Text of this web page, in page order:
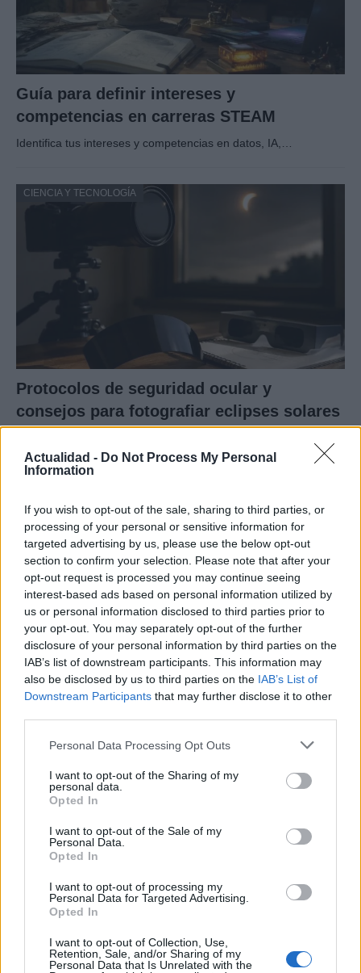
Actualidad - Do Not Process My Personal
Information
If you wish to opt-out of the sale, sharing to third parties, or
processing of your personal or sensitive information for
targeted advertising by us, please use the below opt-out
section to confirm your selection. Please note that after your
opt-out request is processed you may continue seeing
interest-based ads based on personal information utilized by
us or personal information disclosed to third parties prior to
your opt-out. You may separately opt-out of the further
disclosure of your personal information by third parties on the
IAB’s list of downstream participants. This information may
also be disclosed by us to third parties on the IAB’s List of
Downstream Participants that may further disclose it to other
Please note that this website/app uses one or more Google
not limited to your visit or usage behaviour. You may click to
grant or deny consent to Google and its third-party tags to
use your data for below specified purposes in below Google
consent section.
Personal Data Processing Opt Outs
I want to opt-out of the Sharing of my
personal data.
Opted In
I want to opt-out of the Sale of my
Personal Data.
Opted In
I want to opt-out of processing my
Personal Data for Targeted Advertising.
Opted In
I want to opt-out of Collection, Use,
Retention, Sale, and/or Sharing of my
Personal Data that Is Unrelated with the
Guía para definir intereses y
competencias en carreras STEAM
Identifica tus intereses y competencias en datos, IA,…
CIENCIA Y TECNOLOGÍA
Protocolos de seguridad ocular y
consejos para fotografiar eclipses solares
Cómo elegir una carrera STEAM: perfiles
emergentes y competencias clave
CIENCIA Y TECNOLOGÍA